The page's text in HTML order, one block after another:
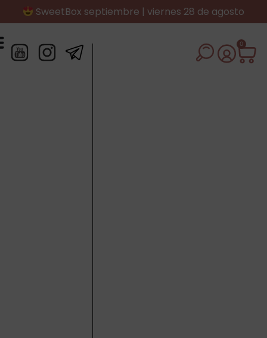
SweetBox septiembre | viernes 28 de agosto
0